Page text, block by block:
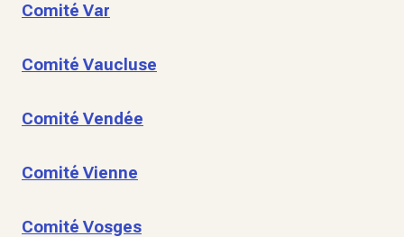
Comité Var
Comité Vaucluse
Comité Vendée
Comité Vienne
Comité Vosges